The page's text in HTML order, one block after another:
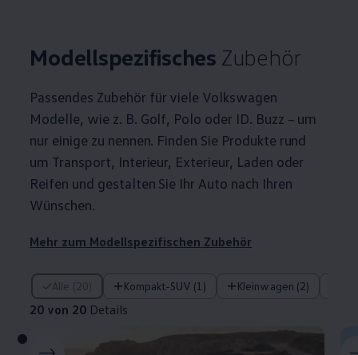
Modellspezifisches Zubehör
Passendes Zubehör für viele Volkswagen
Modelle, wie z. B. Golf, Polo oder ID. Buzz – um
nur einige zu nennen. Finden Sie Produkte rund
um Transport, Interieur, Exterieur, Laden oder
Reifen und gestalten Sie Ihr Auto nach Ihren
Wünschen.
Mehr zum Modellspezifischen Zubehör
Alle (20) Kompakt-SUV (1) Kleinwagen (2)
20 von 20 Details
20 von 20 Details